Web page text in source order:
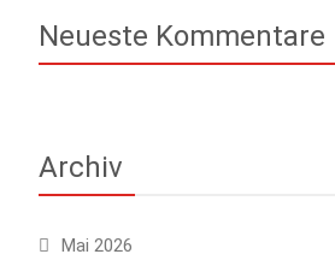
Neueste Kommentare
Archiv
Mai 2026